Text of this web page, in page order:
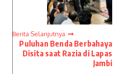
Berita Selanjutnya
Puluhan Benda Berbahaya
Disita saat Razia di Lapas
Jambi